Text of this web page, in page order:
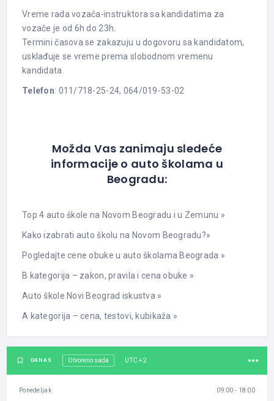
Vreme rada vozača-instruktora sa kandidatima za
vozače je od 6h do 23h.
Termini časova se zakazuju u dogovoru sa kandidatom,
usklađuje se vreme prema slobodnom vremenu
kandidata.
Telefon: 011/718-25-24, 064/019-53-02
Možda Vas zanimaju sledeće
informacije o auto školama u
Beogradu:
Top 4 auto škole na Novom Beogradu i u Zemunu »
Kako izabrati auto školu na Novom Beogradu?»
Pogledajte cene obuke u auto školama Beograda »
B kategorija – zakon, pravila i cena obuke »
Auto škole Novi Beograd iskustva »
A kategorija – cena, testovi, kubikaža »
DANAS Otvoreno sada UTC+2
Ponedeljak 09:00 - 18:00